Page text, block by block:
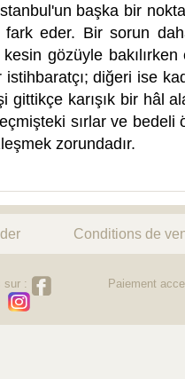
başka bir
fark eder. Bir sorun
gözüyle
istihbaratçı; diğeri ise
gittikçe karışık bir hâl
sırlar ve bedeli
zorundadır.
Conditions de
sur : Paiement